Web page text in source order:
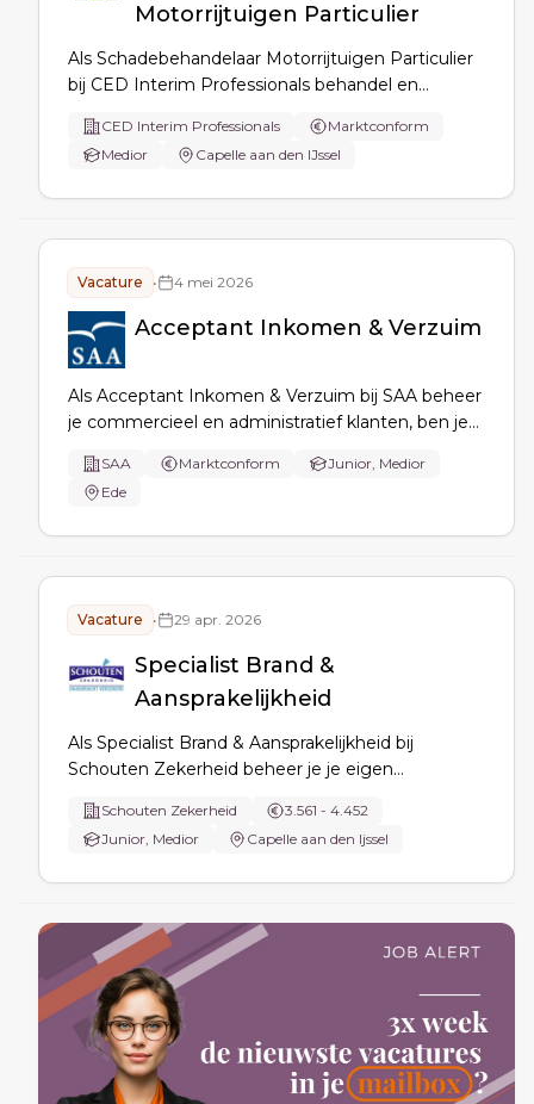
Motorrijtuigen Particulier
Als Schadebehandelaar Motorrijtuigen Particulier
bij CED Interim Professionals behandel en
informeert klanten over dekking, schakelt experts
in en zorgt voor nauwkeurige administratie.
CED Interim Professionals
Marktconform
Medior
Capelle aan den IJssel
Vacature • 4 mei 2026
Acceptant Inkomen & Verzuim
Als Acceptant Inkomen & Verzuim bij SAA beheer
je commercieel en administratief klanten, ben je
en polissen (ANVA), accepteer je risico’s, voer je
wijzigingen/controles uit en volg je
SAA Marktconform
Junior, Medior
Ede
Vacature • 29 apr. 2026
Specialist Brand &
Aansprakelijkheid
Als Specialist Brand & Aansprakelijkheid bij
Schouten Zekerheid beheer je je eigen
sluiting en herbeoordeling, dossiers actueel
houden, relaties beheren en
Schouten Zekerheid
3.561 - 4.452
Junior, Medior
Capelle aan den Ijssel